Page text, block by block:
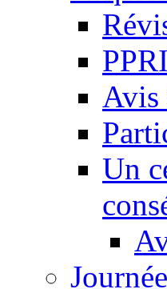
Avis
Un